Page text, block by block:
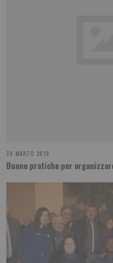
28 MARZO 2019
Buone pratiche per